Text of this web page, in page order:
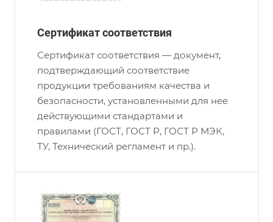
Сертификат соответствия
Сертификат соответствия — документ,
подтверждающий соответствие
продукции требованиям качества и
безопасности, установленными для нее
действующими стандартами и
правилами (ГОСТ, ГОСТ Р, ГОСТ Р МЭК,
ТУ, Технический регламент и пр.).